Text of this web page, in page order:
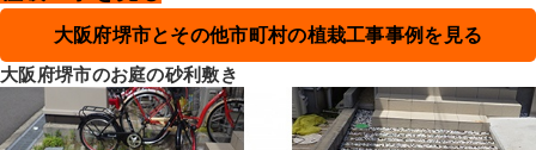
大阪府堺市とその他市町村の植栽工事事例を見る
大阪府堺市のお庭の砂利敷き